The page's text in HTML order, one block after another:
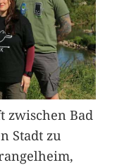
zwischen Bad
Stadt zu